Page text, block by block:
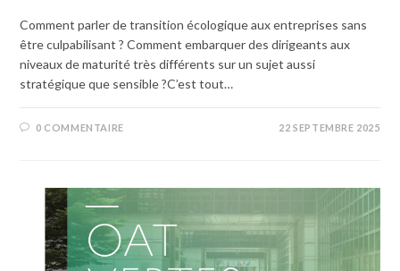
Comment parler de transition écologique aux entreprises sans
être culpabilisant ? Comment embarquer des dirigeants aux
niveaux de maturité très différents sur un sujet aussi
stratégique que sensible ?C’est tout…
0 COMMENTAIRE 22 SEPTEMBRE 2025